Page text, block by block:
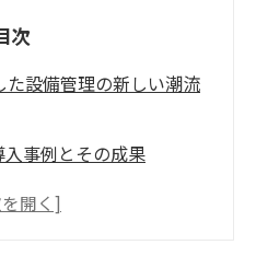
次
設備管理の新しい潮流
事例とその成果
生可能エネルギーの融合